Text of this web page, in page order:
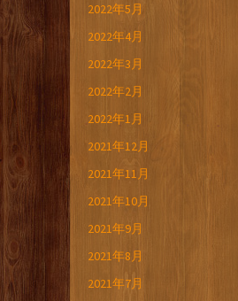
2022年5月
2022年4月
2022年3月
2022年2月
2022年1月
2021年12月
2021年11月
2021年10月
2021年9月
2021年8月
2021年7月